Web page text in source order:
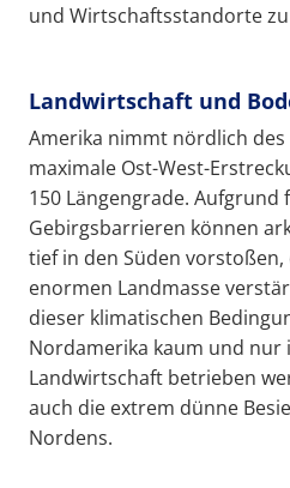
und Wirtschaftsstandorte
Landwirtschaft und
Amerika nimmt nördlich
maximale Ost-West-
150 Längengrade. Aufgrund
Gebirgsbarrieren können
tief in den Süden
enormen Landmasse
dieser klimatischen
Nordamerika kaum und nur
Landwirtschaft betrieben
auch die extrem dünne
Nordens.